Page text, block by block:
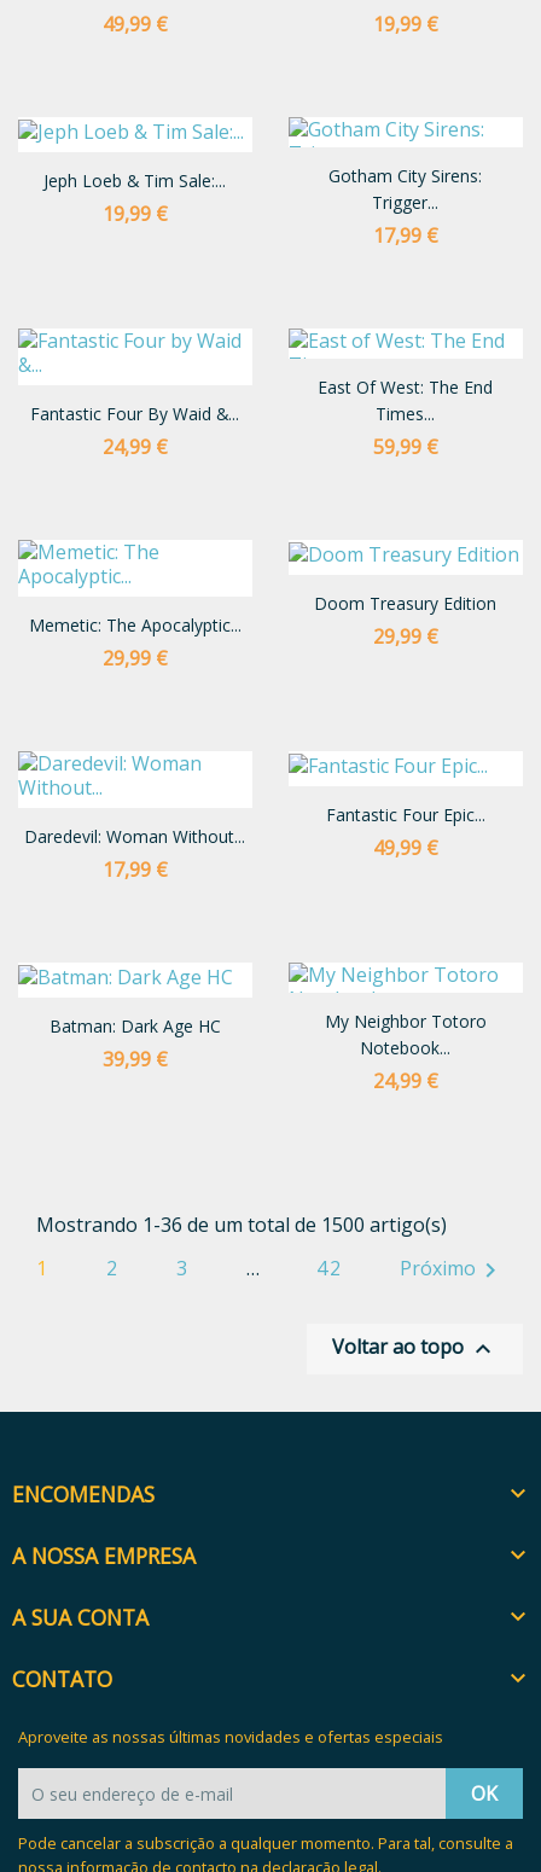
Preço
49,99 € Preço
19,99 €
Jeph Loeb & Tim Sale:...
Preço
19,99 €
Gotham City Sirens:
Trigger...
Preço
17,99 €
Fantastic Four By Waid &...
Preço
24,99 €
East Of West: The End
Times...
Preço
59,99 €
Memetic: The Apocalyptic...
Preço
29,99 €
Doom Treasury Edition
Preço
29,99 €
Daredevil: Woman Without...
Preço
17,99 €
Fantastic Four Epic...
Preço
49,99 €
Batman: Dark Age HC
Preço
39,99 €
My Neighbor Totoro
Notebook...
Preço
24,99 €
Mostrando 1-36 de um total de 1500 artigo(s)
1
2 3 … 42 Próximo 
Voltar ao topo 
ENCOMENDAS 
A NOSSA EMPRESA 
A SUA CONTA 
CONTATO 
Aproveite as nossas últimas novidades e ofertas especiais
Pode cancelar a subscrição a qualquer momento. Para tal, consulte a
nossa informação de contacto na declaração legal.